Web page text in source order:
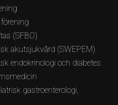
(SFBO)
akutsjukvård (SWEPEM)
endokrinologi och diabetes
gastroenterologi,